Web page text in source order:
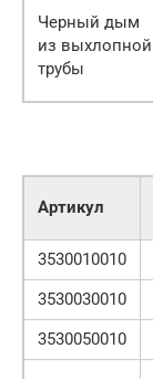
Черный дым
из выхлопной
трубы
Артикул
3530010010
3530030010
3530050010